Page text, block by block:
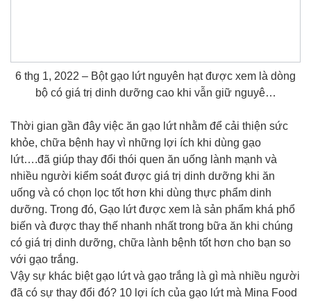
6 thg 1, 2022 – Bột gạo lứt nguyên hạt được xem là dòng
bộ có giá trị dinh dưỡng cao khi vẫn giữ nguyê…
Thời gian gần đây việc ăn gạo lứt nhằm để cải thiện sức
khỏe, chữa bệnh hay vì những lợi ích khi dùng gạo
lứt….đã giúp thay đổi thói quen ăn uống lành mạnh và
nhiều người kiểm soát được giá trị dinh dưỡng khi ăn
uống và có chọn lọc tốt hơn khi dùng thực phẩm dinh
dưỡng. Trong đó, Gạo lứt được xem là sản phẩm khá phổ
biến và được thay thế nhanh nhất trong bữa ăn khi chúng
có giá trị dinh dưỡng, chữa lành bệnh tốt hơn cho bạn so
với gạo trắng.
Vậy sự khác biệt gạo lứt và gạo trắng là gì mà nhiều người
đã có sự thay đổi đó? 10 lợi ích của gạo lứt mà Mina Food